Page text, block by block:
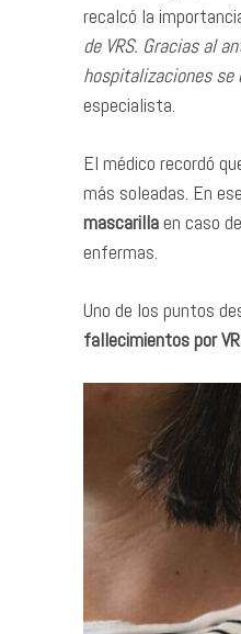
recalcó la
de VRS. Gracias al
hospitalizaciones se
especialista.
El médico recordó
más soleadas. En
mascarillaen caso
enfermas.
Uno de los puntos
fallecimientos por